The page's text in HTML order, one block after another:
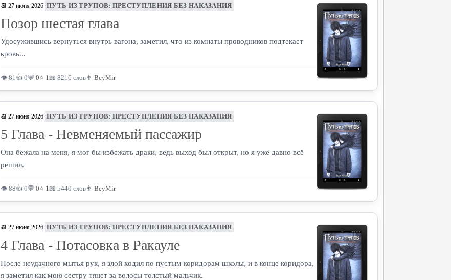
📆 27 июня 2026 ПУТЬ ИЗ ТРУПОВ: ПРЕСТУПЛЕНИЯ БЕЗ НАКАЗАНИЯ
Позор шестая глава
Удосужившись вернуться внутрь вагона, заметил, что из комнаты проводников подтекает
кровь...
👁 81👍 0💬 0⭐ 1📖 8216 слов 👨 BeyMir
📆 27 июня 2026 ПУТЬ ИЗ ТРУПОВ: ПРЕСТУПЛЕНИЯ БЕЗ НАКАЗАНИЯ
5 Глава - Невменяемый пассажир
Она бежала на меня, я мог бы избежать драки, ведь выход был открыт, но я уже давно всё
решил.
👁 88👍 0💬 0⭐ 1📖 5440 слов 👨 BeyMir
📆 27 июня 2026 ПУТЬ ИЗ ТРУПОВ: ПРЕСТУПЛЕНИЯ БЕЗ НАКАЗАНИЯ
4 Глава - Потасовка в Ракауле
После неудачного мытья рук, я злой ходил по пустым коридорам школы, и в конце коридора,
я заметил как мою сестру тянет за волосы толстый мальчик.